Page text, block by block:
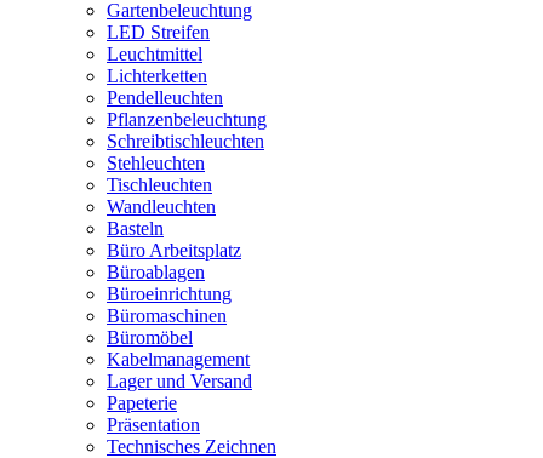
Gartenbeleuchtung
LED Streifen
Leuchtmittel
Lichterketten
Pendelleuchten
Pflanzenbeleuchtung
Schreibtischleuchten
Stehleuchten
Tischleuchten
Wandleuchten
Basteln
Büro Arbeitsplatz
Büroablagen
Büroeinrichtung
Büromaschinen
Büromöbel
Kabelmanagement
Lager und Versand
Papeterie
Präsentation
Technisches Zeichnen